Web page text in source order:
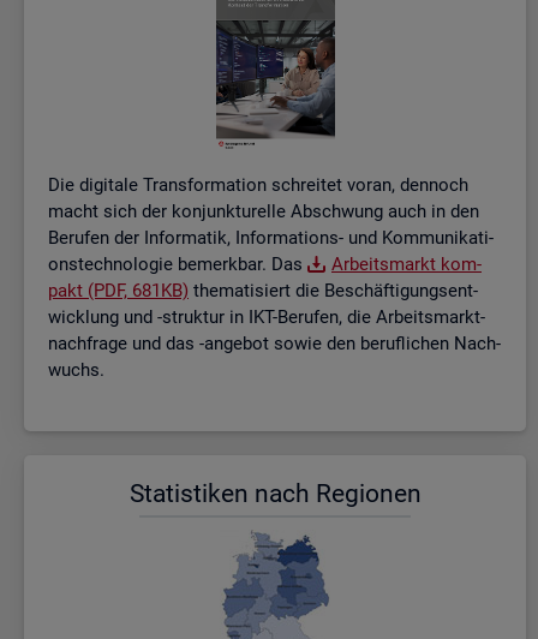
Die di­gi­ta­le Trans­for­ma­ti­on schrei­tet voran, den­noch
macht sich der kon­junk­tu­rel­le Ab­schwung auch in den
Be­ru­fen der In­for­ma­tik, In­for­ma­ti­ons- und Kom­mu­ni­ka­ti­
ons­tech­no­lo­gie be­merk­bar. Das
Ar­beits­markt kom­
pakt (PDF, 681KB) the­ma­ti­siert die Be­schäf­ti­gungs­ent­
wick­lung und -struk­tur in IKT-Be­ru­fen, die Ar­beits­markt­
nach­fra­ge und das -an­ge­bot sowie den be­ruf­li­chen Nach­
wuchs.
Sta­tis­ti­ken nach Re­gio­nen